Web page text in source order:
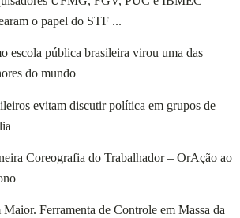
o papel do STF ...
escola pública brasileira virou uma das
do mundo
evitam discutir política em grupos de
Coreografia do Trabalhador – OrAção ao
Maior. Ferramenta de Controle em Massa da